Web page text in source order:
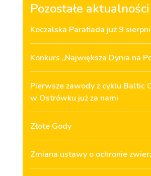
Pozostałe aktualności
Koczalska Parafiada już 9
Konkurs „Największa Dynia na
Pierwsze zawody z cyklu Baltic
w Ostrówku już za nami
Złote Gody
Zmiana ustawy o ochronie